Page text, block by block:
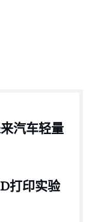
汽车轻量
打印实验